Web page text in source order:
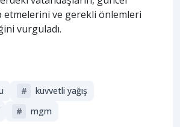
etmelerini ve gerekli önlemleri
vurguladı.
#
kuvvetli yağış
# mgm